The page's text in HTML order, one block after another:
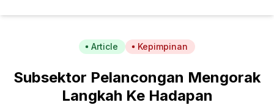
Article Kepimpinan
Subsektor Pelancongan Mengorak
Langkah Ke Hadapan